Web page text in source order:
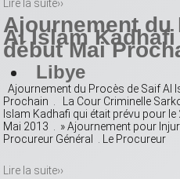
Lire la suite››
Ajournement du
Al Islam Kadhafi
début Mai
Libye
Ajournement du Procès de Saif Al
Prochain . La Cour Criminelle
Islam Kadhafi qui était prévu pour
Mai 2013 . » Ajournement pour
Procureur Général . Le Procureur
Lire la suite››